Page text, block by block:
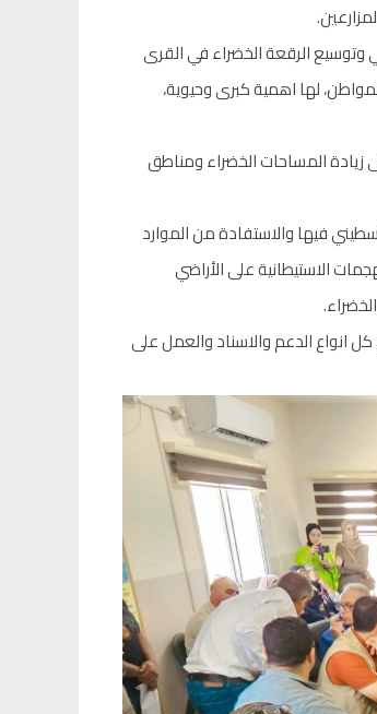
وتوسيع الرقعة الخضراء في القرى
لها اهمية كبرى وحيوية،
المساحات الخضراء ومناطق
فيها والاستفادة من الموارد
سنويا، لمنع الهجمات الاستيطانية على الأراضي
انواع الدعم والاسناد والعمل على